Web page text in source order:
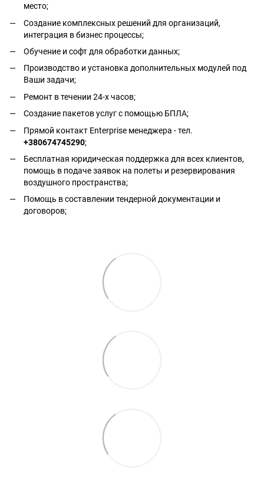
место;
Создание комплексных решений для организаций,
интеграция в бизнес процессы;
Обучение и софт для обработки данных;
Производство и установка дополнительных модулей под
Ваши задачи;
Ремонт в течении 24-х часов;
Создание пакетов услуг с помощью БПЛА;
Прямой контакт Enterprise менеджера - тел.
+380674745290;
Бесплатная юридическая поддержка для всех клиентов,
помощь в подаче заявок на полеты и резервирования
воздушного пространства;
Помощь в составлении тендерной документации и
договоров;